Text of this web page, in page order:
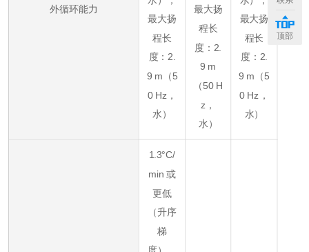
外循环能力
最大扬
程长
度：2.
9 m（5
0 Hz，
水）
最大扬
程长
度：2.
9 m
（50 H
z，
水）
最大扬
程长
度：2.
9 m（5
0 Hz，
水）
1.3°C/
min 或
更低
（升序
梯
顶部